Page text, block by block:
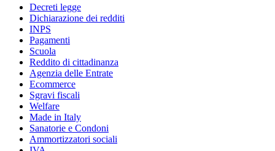
Decreti legge
Dichiarazione dei redditi
INPS
Pagamenti
Scuola
Reddito di cittadinanza
Agenzia delle Entrate
Ecommerce
Sgravi fiscali
Welfare
Made in Italy
Sanatorie e Condoni
Ammortizzatori sociali